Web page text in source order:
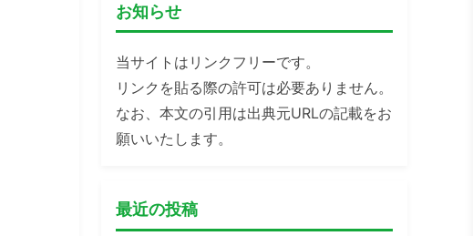
お知らせ
当サイトはリンクフリーです。
リンクを貼る際の許可は必要ありません。
なお、本文の引用は出典元URLの記載をお
願いいたします。
最近の投稿